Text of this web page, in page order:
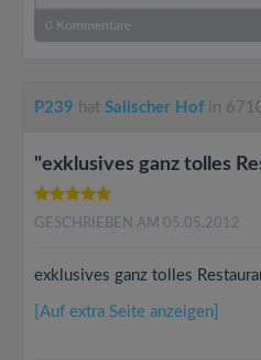
0 Kommentare
P239 hat Salischer Hof in
"exklusives ganz tolles
GESCHRIEBEN AM 05.05.2012
exklusives ganz tolles
[Auf extra Seite anzeigen]